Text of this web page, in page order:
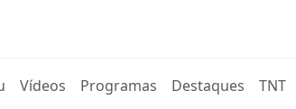
Vídeos Programas Destaques TNT